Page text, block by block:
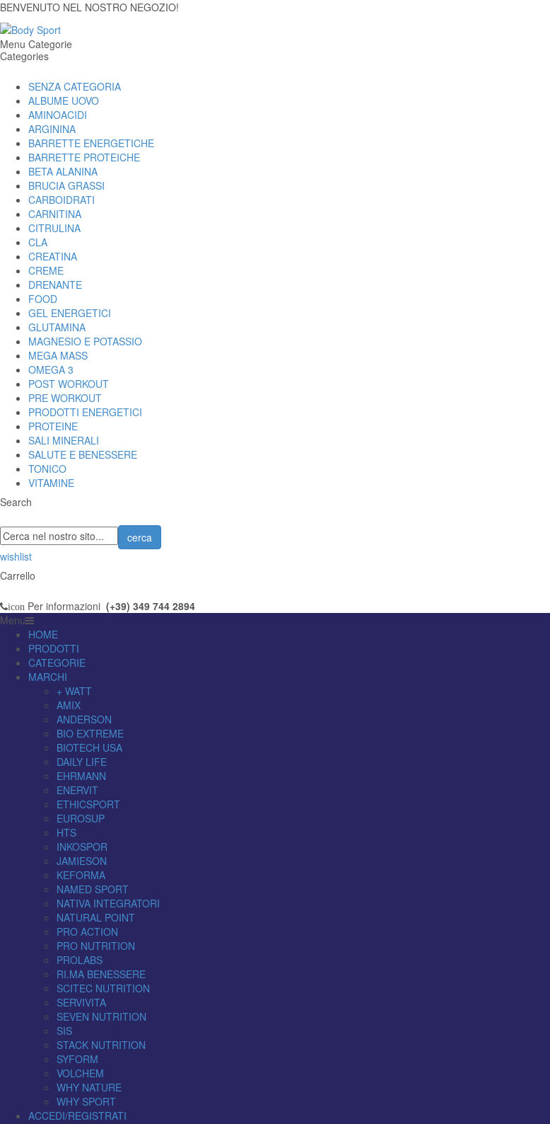
BENVENUTO NEL NOSTRO NEGOZIO!
Menu Categorie
Categories
SENZA CATEGORIA
ALBUME UOVO
AMINOACIDI
ARGININA
BARRETTE ENERGETICHE
BARRETTE PROTEICHE
BETA ALANINA
BRUCIA GRASSI
CARBOIDRATI
CARNITINA
CITRULINA
CLA
CREATINA
CREME
DRENANTE
FOOD
GEL ENERGETICI
GLUTAMINA
MAGNESIO E POTASSIO
MEGA MASS
OMEGA 3
POST WORKOUT
PRE WORKOUT
PRODOTTI ENERGETICI
PROTEINE
SALI MINERALI
SALUTE E BENESSERE
TONICO
VITAMINE
Search
cerca
wishlist
Carrello
icon Per informazioni (+39) 349 744 2894
Menu
HOME
PRODOTTI
CATEGORIE
MARCHI
+ WATT
AMIX
ANDERSON
BIO EXTREME
BIOTECH USA
DAILY LIFE
EHRMANN
ENERVIT
ETHICSPORT
EUROSUP
HTS
INKOSPOR
JAMIESON
KEFORMA
NAMED SPORT
NATIVA INTEGRATORI
NATURAL POINT
PRO ACTION
PRO NUTRITION
PROLABS
RI.MA BENESSERE
SCITEC NUTRITION
SERVIVITA
SEVEN NUTRITION
SIS
STACK NUTRITION
SYFORM
VOLCHEM
WHY NATURE
WHY SPORT
ACCEDI/REGISTRATI